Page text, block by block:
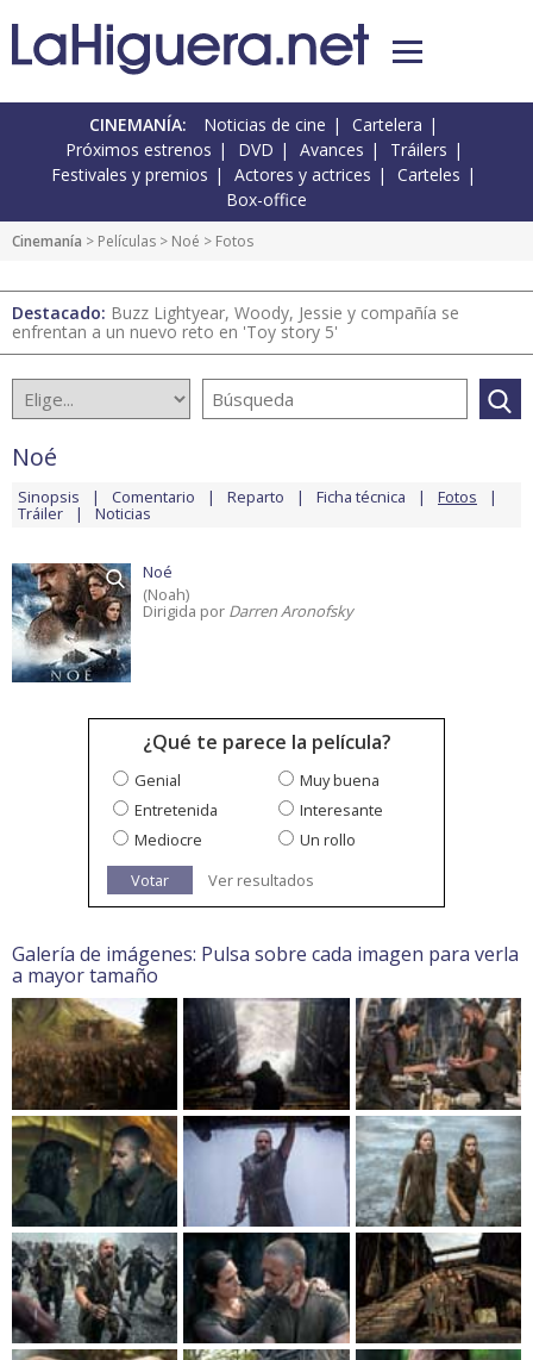
CINEMANÍA: Noticias de cine
Cartelera
Próximos estrenos
DVD Avances
Tráilers
Festivales y premios
Actores y actrices
Carteles
Box-office
Cinemanía > Películas > Noé > Fotos
Destacado: Buzz Lightyear, Woody, Jessie y compañía se
enfrentan a un nuevo reto en 'Toy story 5'
Noé
Sinopsis Comentario Reparto Ficha técnica Fotos
Tráiler Noticias
Noé
(Noah)
Dirigida por Darren Aronofsky
¿Qué te parece la película?
Genial
Muy buena
Entretenida
Interesante
Mediocre
Un rollo
Votar
Ver resultados
Galería de imágenes: Pulsa sobre cada imagen para verla
a mayor tamaño